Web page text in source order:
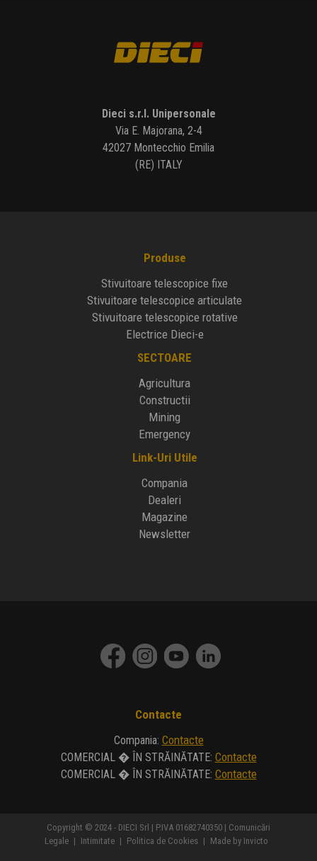
Dieci s.r.l. Unipersonale
Via E. Majorana, 2-4
42027 Montecchio Emilia
(RE) ITALY
Produse
Stivuitoare telescopice fixe
Stivuitoare telescopice articulate
Stivuitoare telescopice rotative
Electrice Dieci-e
SECTOARE
Agricultura
Constructii
Mining
Emergency
Link-Uri Utile
Compania
Dealeri
Magazine
Newsletter
Contacte
Compania: Contacte
COMERCIAL � ÎN STRĂINĂTATE: Contacte
COMERCIAL � ÎN STRĂINĂTATE: Contacte
Copyright © 2024 - DIECI Srl | P.IVA 01682740350 | Comunicări
Legale | Intimitate | Politica de Cookies | Made by Invicto